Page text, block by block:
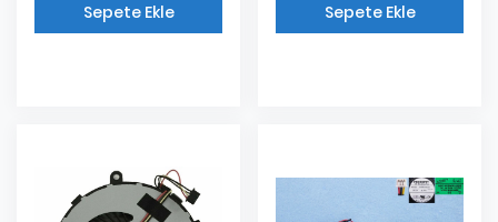
Sepete Ekle Sepete Ekle